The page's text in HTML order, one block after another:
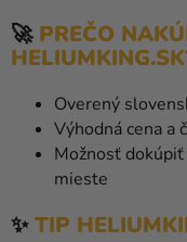
🚀 PREČO
Overený
Výhodná cena a
Možnosť
mieste
✨TIP